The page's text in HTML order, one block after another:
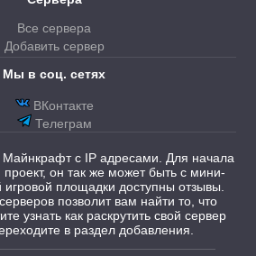
Все сервера
Добавить сервер
Мы в соц. сетях
ВКонтакте
Телеграм
с IP адресами. Для начала
он так же может быть с мини-
площадки доступны отзывы.
позволит вам найти то, что
узнать как раскрутить свой сервер
в раздел добавления.